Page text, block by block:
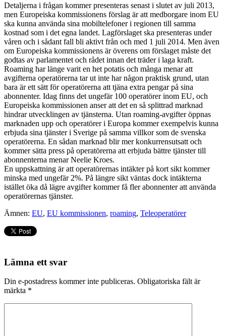
Detaljerna i frågan kommer presenteras senast i slutet av juli 2013,
men Europeiska kommissionens förslag är att medborgare inom EU
ska kunna använda sina mobiltelefoner i regionen till samma
kostnad som i det egna landet. Lagförslaget ska presenteras under
våren och i sådant fall bli aktivt från och med 1 juli 2014. Men även
om Europeiska kommissionens är överens om förslaget måste det
godtas av parlamentet och rådet innan det träder i laga kraft.
Roaming har länge varit en het potatis och många menar att
avgifterna operatörerna tar ut inte har någon praktisk grund, utan
bara är ett sätt för operatörerna att tjäna extra pengar på sina
abonnenter. Idag finns det ungefär 100 operatörer inom EU, och
Europeiska kommissionen anser att det en så splittrad marknad
hindrar utvecklingen av tjänsterna. Utan roaming-avgifter öppnas
marknaden upp och operatörer i Europa kommer exempelvis kunna
erbjuda sina tjänster i Sverige på samma villkor som de svenska
operatörerna. En sådan marknad blir mer konkurrensutsatt och
kommer sätta press på operatörerna att erbjuda bättre tjänster till
abonnenterna menar Neelie Kroes.
En uppskattning är att operatörernas intäkter på kort sikt kommer
minska med ungefär 2%. På längre sikt väntas dock intäkterna
istället öka då lägre avgifter kommer få fler abonnenter att använda
operatörernas tjänster.
Ämnen: EU, EU kommissionen, roaming, Teleoperatörer
Lämna ett svar
Din e-postadress kommer inte publiceras. Obligatoriska fält är
märkta *